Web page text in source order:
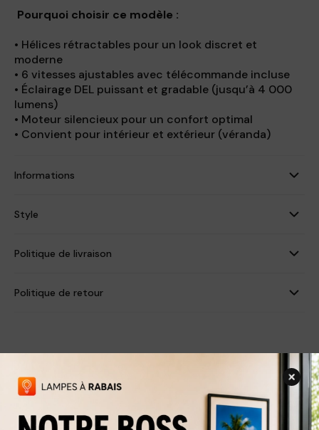
Pourquoi choisir ce modèle :
• Hélices rétractables pour un look discret et
moderne
• 6 vitesses ajustables avec télécommande incluse
• Éclairage DEL puissant et gradable (jusqu’à 4 000
lumens)
• Moteur silencieux pour un confort optimal
• Convient pour intérieur et extérieur (véranda)
Informations
Style
Politique de livraison
Politique de retour
Nouveau